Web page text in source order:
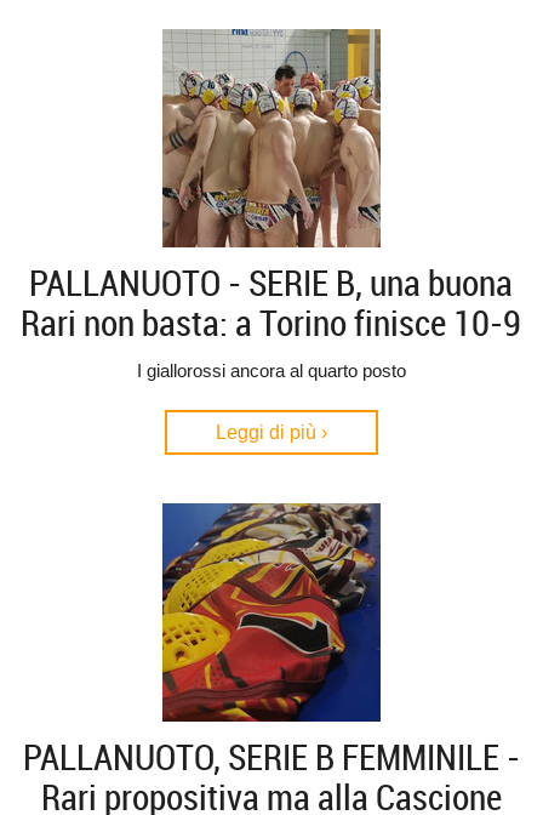
PALLANUOTO - SERIE B, una buona
Rari non basta: a Torino finisce 10-9
I giallorossi ancora al quarto posto
Leggi di più ›
PALLANUOTO, SERIE B FEMMINILE -
Rari propositiva ma alla Cascione